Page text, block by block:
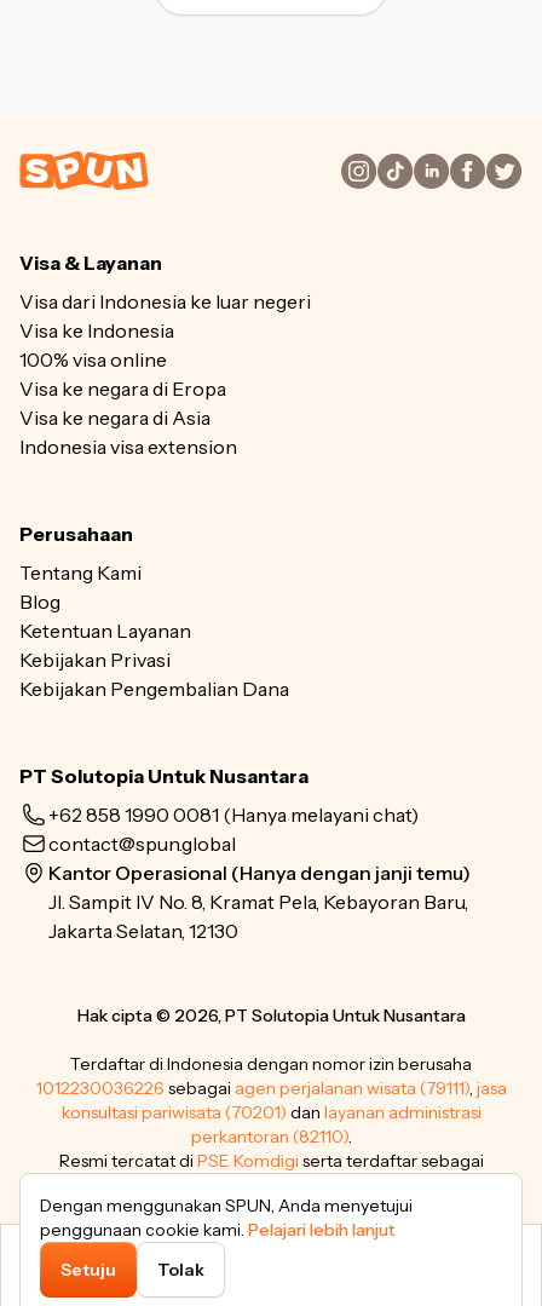
Subtotal 5% OFF
Visa & Layanan
Visa dari Indonesia ke luar negeri
Visa ke Indonesia
100% visa online
Visa ke negara di Eropa
Visa ke negara di Asia
Indonesia visa extension
Perusahaan
Tentang Kami
Blog
Ketentuan Layanan
Kebijakan Privasi
Kebijakan Pengembalian Dana
PT Solutopia Untuk Nusantara
+62 858 1990 0081 (Hanya melayani chat)
contact@spun.global
Kantor Operasional (Hanya dengan janji temu)
Jl. Sampit IV No. 8, Kramat Pela, Kebayoran Baru,
Jakarta Selatan, 12130
Hak cipta © 2026, PT Solutopia Untuk Nusantara
Terdaftar di Indonesia dengan nomor izin berusaha
1012230036226 sebagai agen perjalanan wisata (79111), jasa
konsultasi pariwisata (70201) dan layanan administrasi
perkantoran (82110).
Resmi tercatat di PSE Komdigi serta terdaftar sebagai
Dengan menggunakan SPUN, Anda menyetujui
penggunaan cookie kami. Pelajari lebih lanjut
Setuju
Tolak